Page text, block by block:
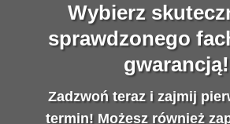
Wybierz
sprawdzonego
gwarancją!
Zadzwoń teraz i zajmij
termin! Możesz również